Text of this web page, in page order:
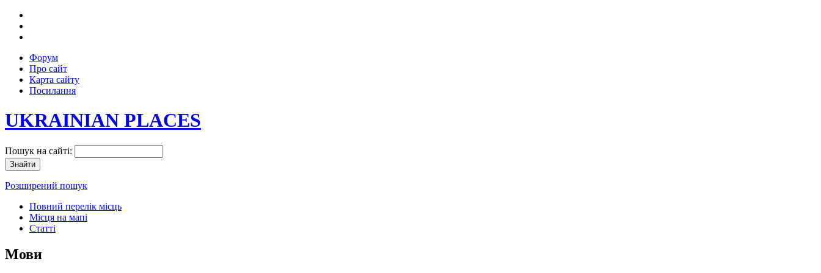
Форум
Про сайт
Карта сайту
Посилання
UKRAINIAN PLACES
Пошук на сайті:
Розширений пошук
Повний перелік місць
Місця на мапі
Статті
Мови